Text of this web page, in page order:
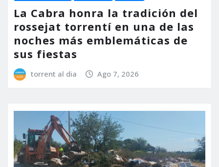
La Cabra honra la tradición del
rossejat torrentí en una de las
noches más emblemáticas de
sus fiestas
torrent al dia Ago 7, 2026